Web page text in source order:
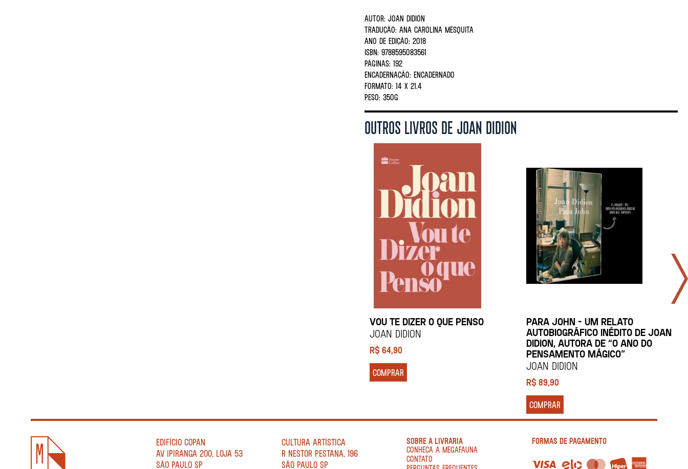
AUTOR: JOAN DIDION
TRADUÇÃO: Ana Carolina Mesquita
ANO DE EDIÇÃO: 2018
ISBN: 9788595083561
PÁGINAS: 192
ENCADERNAÇÃO: ENCADERNADO
FORMATO: 14 X 21.4
PESO: 350G
OUTROS LIVROS DE JOAN DIDION
VOU TE DIZER O QUE PENSO
Joan Didion
R$64,90
COMPRAR
PARA JOHN – UM RELATO
AUTOBIOGRÁFICO INÉDITO DE JOAN
DIDION, AUTORA DE “O ANO DO
PENSAMENTO MÁGICO”
Joan Didion
R$89,90
COMPRAR
EDIFÍCIO COPAN
AV IPIRANGA 200, LOJA 53
SÃO PAULO SP
CULTURA ARTÍSTICA
R NESTOR PESTANA, 196
SÃO PAULO SP
SOBRE A LIVRARIA
CONHEÇA A MEGAFAUNA
CONTATO
FORMAS DE PAGAMENTO